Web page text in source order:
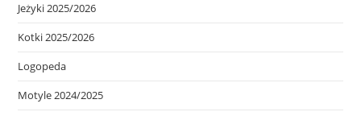
Jeżyki 2025/2026
Kotki 2025/2026
Logopeda
Motyle 2024/2025